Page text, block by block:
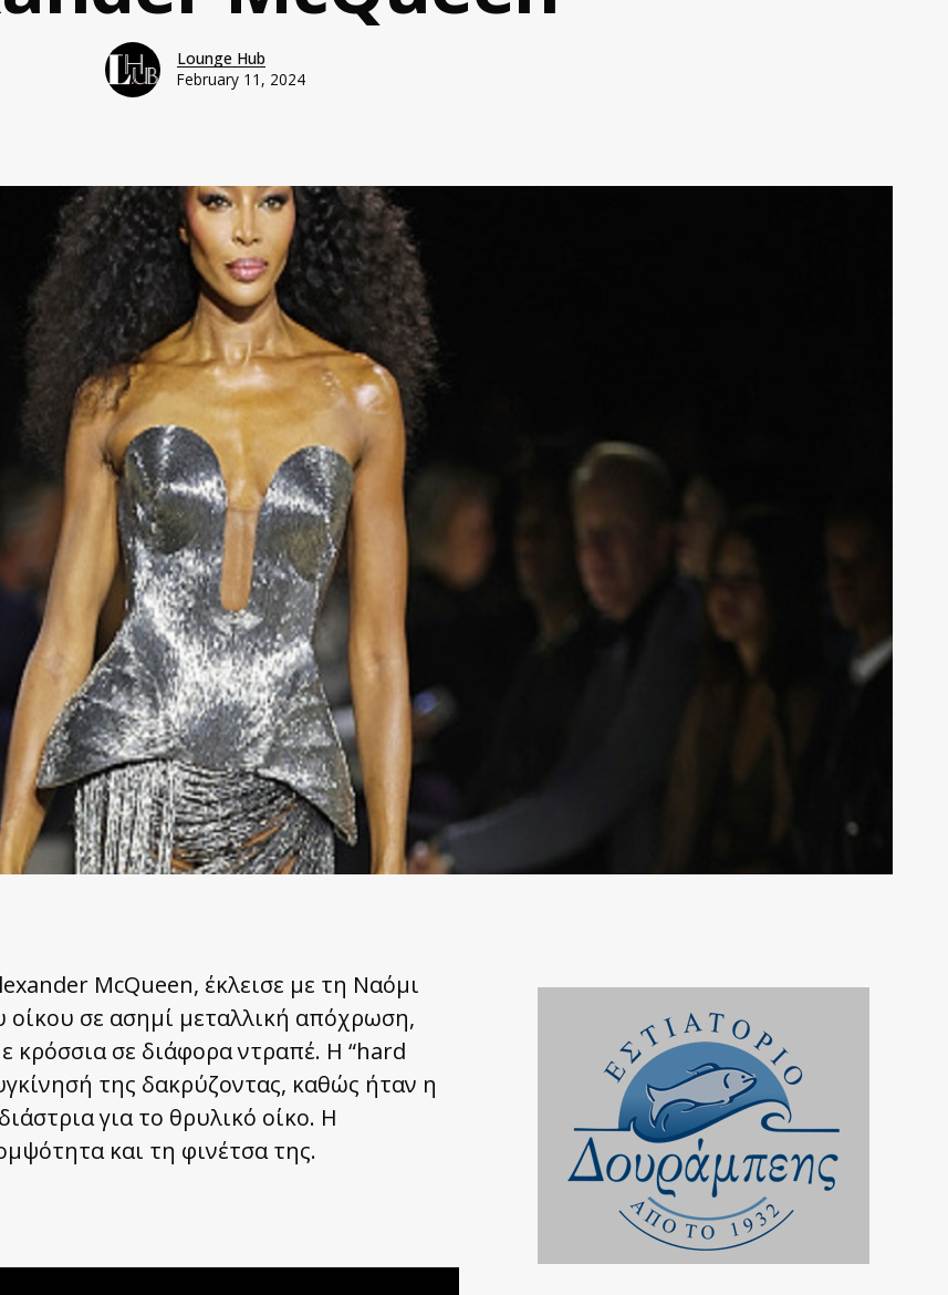
Lounge Hub
February 11, 2024
McQueen, έκλεισε με τη Ναόμι
σε ασημί μεταλλική απόχρωση,
κρόσσια σε διάφορα ντραπέ. Η “hard
της δακρύζοντας, καθώς ήταν η
για το θρυλικό οίκο. Η
και τη φινέτσα της.